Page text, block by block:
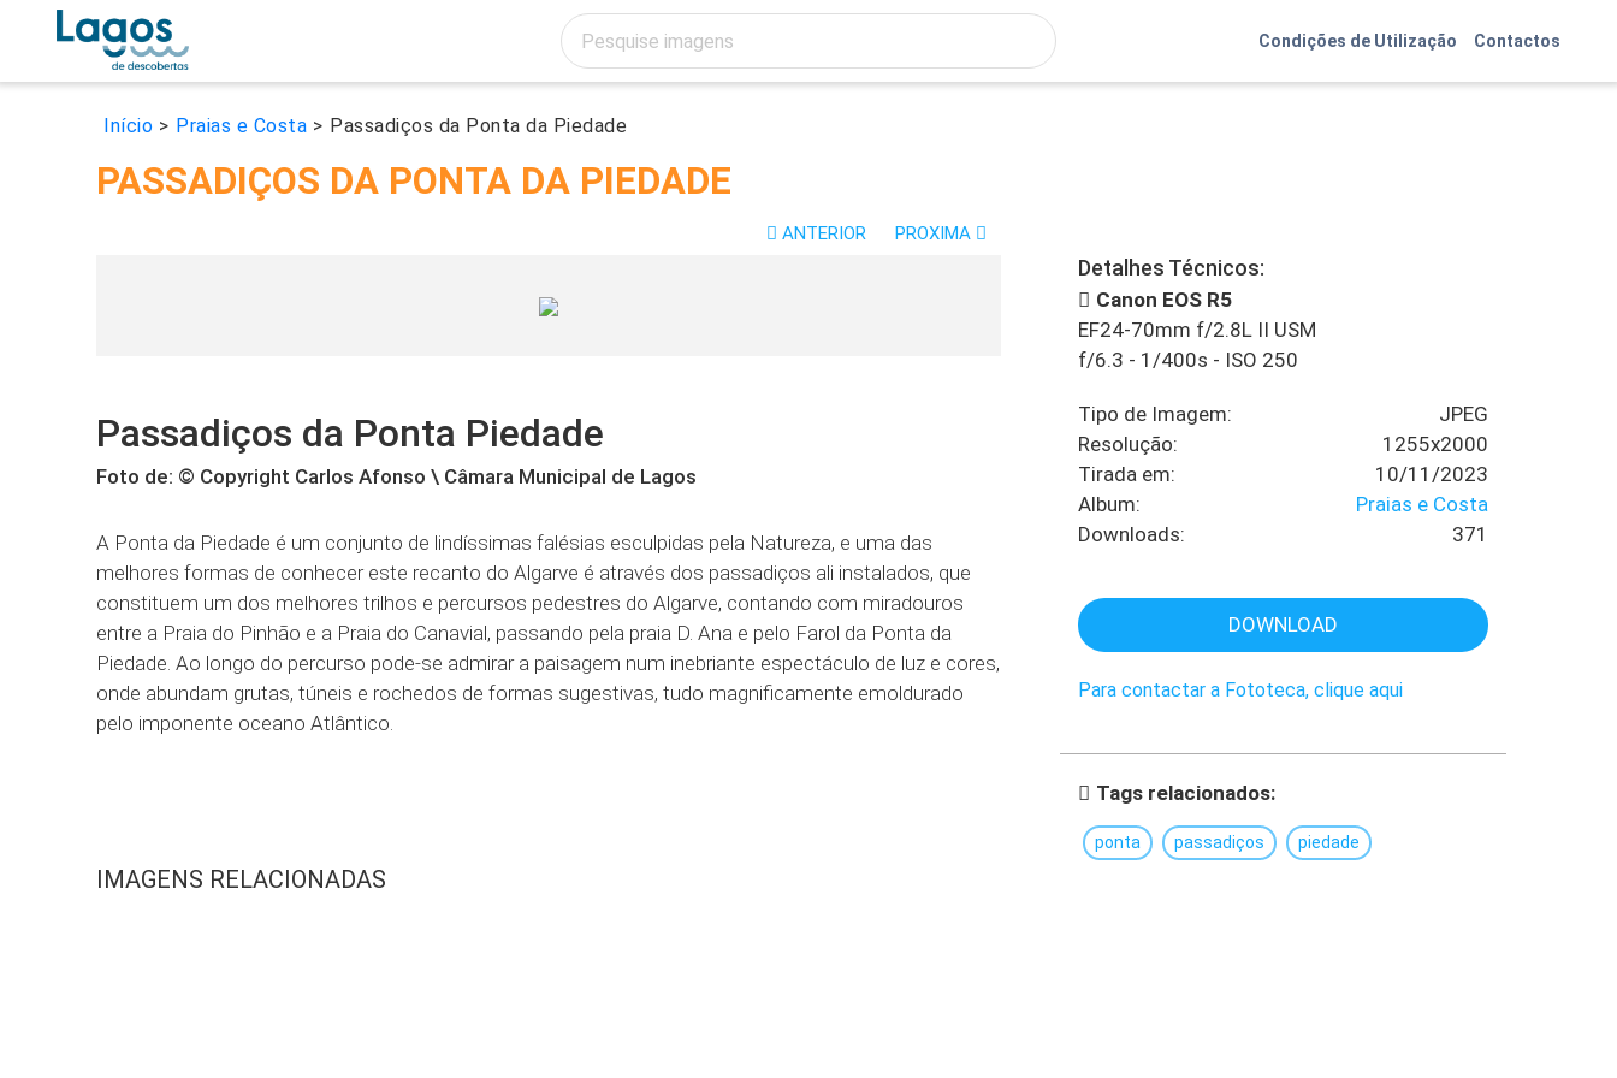
Condições de Utilização Contactos
Início > Praias e Costa > Passadiços da Ponta da Piedade
PASSADIÇOS DA PONTA DA PIEDADE
ANTERIOR PROXIMA
Detalhes Técnicos:
Canon EOS R5
EF24-70mm f/2.8L II USM
f/6.3 - 1/400s - ISO 250
Tipo de Imagem:
JPEG
Resolução:
1255x2000
Tirada em:
10/11/2023
Album:
Praias e Costa
Downloads:
371
DOWNLOAD
Para contactar a Fototeca, clique aqui
Tags relacionados:
ponta passadiços piedade
Passadiços da Ponta Piedade
Foto de: © Copyright Carlos Afonso \ Câmara Municipal de Lagos
A Ponta da Piedade é um conjunto de lindíssimas falésias esculpidas pela Natureza, e uma das
melhores formas de conhecer este recanto do Algarve é através dos passadiços ali instalados, que
constituem um dos melhores trilhos e percursos pedestres do Algarve, contando com miradouros
entre a Praia do Pinhão e a Praia do Canavial, passando pela praia D. Ana e pelo Farol da Ponta da
Piedade. Ao longo do percurso pode-se admirar a paisagem num inebriante espectáculo de luz e cores,
onde abundam grutas, túneis e rochedos de formas sugestivas, tudo magnificamente emoldurado
pelo imponente oceano Atlântico.
IMAGENS RELACIONADAS